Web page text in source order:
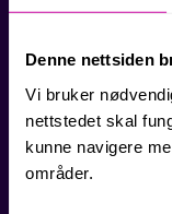
Denne nettsiden
Vi bruker
nettstedet skal
kunne navigere
områder.
Her deler vi
YouTube-
maksimere sin
videodrevet –
praktiske
NB! For å se alle